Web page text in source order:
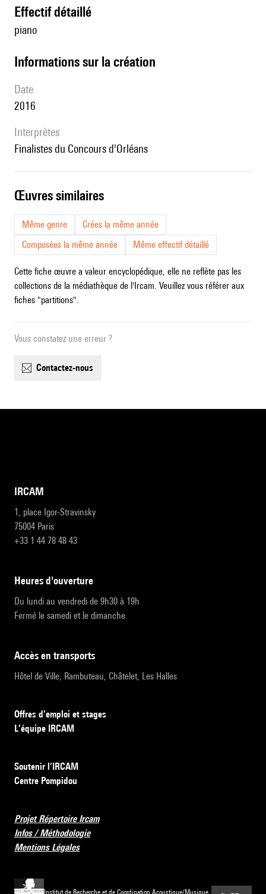
effectif détaillé
piano
informations sur la création
date
2016
interprètes
finalistes du Concours d'Orléans
œuvres similaires
Même genre
Crées la même année
Composées la même année
Même effectif détaillé
Cette fiche œuvre a valeur encyclopédique, elle ne reflète pas les
collections de la médiathèque de l'Ircam. Veuillez vous référer aux
fiches "partitions".
Vous constatez une erreur ?
contactez-nous
IRCAM
1, place Igor-Stravinsky
75004 Paris
+33 1 44 78 48 43
heures d'ouverture
Du lundi au vendredi de 9h30 à 19h
Fermé le samedi et le dimanche
accès en transports
Hôtel de Ville, Rambuteau, Châtelet, Les Halles
Offres d’emploi et stages
L’équipe IRCAM
Soutenir l’IRCAM
Centre Pompidou
Projet Répertoire Ircam
Infos / Méthodologie
Mentions Légales
Institut de Recherche et de Coordination Acoustique/Musique